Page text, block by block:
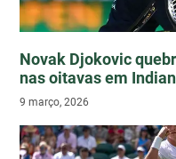
Novak Djokovic
nas oitavas em
9 março, 2026